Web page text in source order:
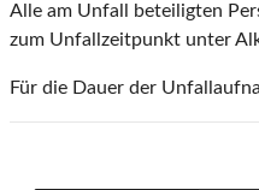
Alle am Unfall beteiligten
zum Unfallzeitpunkt unter
Für die Dauer der